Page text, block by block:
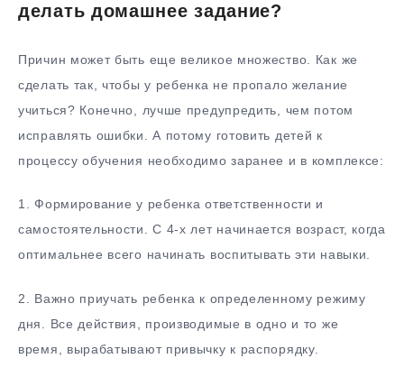
делать домашнее задание?
Причин может быть еще великое множество. Как же
сделать так, чтобы у ребенка не пропало желание
учиться? Конечно, лучше предупредить, чем потом
исправлять ошибки. А потому готовить детей к
процессу обучения необходимо заранее и в комплексе:
1.​ Формирование у ребенка ответственности и
самостоятельности. С 4-х лет начинается возраст, когда
оптимальнее всего начинать воспитывать эти навыки.
2.​ Важно приучать ребенка к определенному режиму
дня. Все действия, производимые в одно и то же
время, вырабатывают привычку к распорядку.